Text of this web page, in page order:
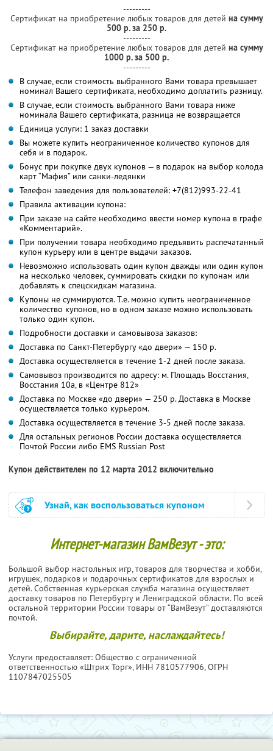
---------
Сертификат на приобретение любых товаров для детей на сумму
500 р. за 250 р.
---------
Сертификат на приобретение любых товаров для детей на сумму
1000 р. за 500 р.
---------
В случае, если стоимость выбранного Вами товара превышает
номинал Вашего сертификата, необходимо доплатить разницу.
В случае, если стоимость выбранного Вами товара ниже
номинала Вашего сертификата, разница не возвращается
Единица услуги: 1 заказ доставки
Вы можете купить неограниченное количество купонов для
себя и в подарок.
Бонус при покупке двух купонов — в подарок на выбор колода
карт “Мафия” или санки-ледянки
Телефон заведения для пользователей: +7(812)993-22-41
Правила активации купона:
При заказе на сайте необходимо ввести номер купона в графе
«Комментарий».
При получении товара необходимо предъявить распечатанный
купон курьеру или в центре выдачи заказов.
Невозможно использовать один купон дважды или один купон
на несколько человек, суммировать скидки по купонам или
добавлять к спецскидкам магазина.
Купоны не суммируются. Т.е. можно купить неограниченное
количество купонов, но в одном заказе можно использовать
только один купон.
Подробности доставки и самовывоза заказов:
Доставка по Санкт-Петербургу «до двери» — 150 р.
Доставка осуществляется в течение 1-2 дней после заказа.
Самовывоз производится по адресу: м. Площадь Восстания,
Восстания 10а, в «Центре 812»
Доставка по Москве «до двери» — 250 р. Доставка в Москве
осуществляется только курьером.
Доставка осуществляется в течение 3-5 дней после заказа.
Для остальных регионов России доставка осуществляется
Почтой России либо EMS Russian Post
Купон действителен по 12 марта 2012 включительно
Узнай, как воспользоваться купоном
Интернет-магазин ВамВезут - это:
Большой выбор настольных игр, товаров для творчества и хобби,
игрушек, подарков и подарочных сертификатов для взрослых и
детей. Собственная курьерская служба магазина осуществляет
доставку товаров по Петербургу и Лениградской области. По всей
остальной территории России товары от “ВамВезут” доставляются
почтой.
Выбирайте, дарите, наслаждайтесь!
Услуги предоставляет: Общество с ограниченной
ответственностью «Штрих Торг», ИНН 7810577906, ОГРН
1107847025505